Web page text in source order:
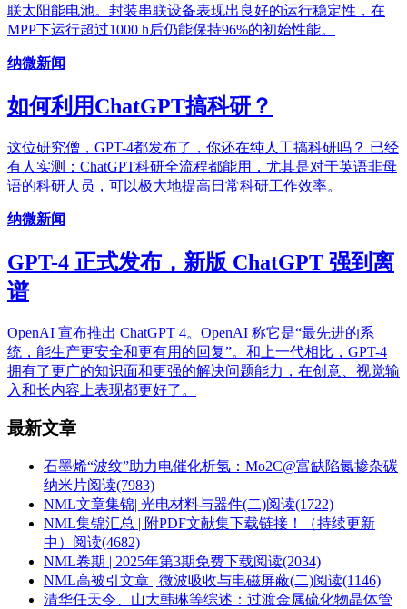
联太阳能电池。封装串联设备表现出良好的运行稳定性，在
MPP下运行超过1000 h后仍能保持96%的初始性能。
纳微新闻
如何利用ChatGPT搞科研？
这位研究僧，GPT-4都发布了，你还在纯人工搞科研吗？ 已经
有人实测：ChatGPT科研全流程都能用，尤其是对于英语非母
语的科研人员，可以极大地提高日常科研工作效率。
纳微新闻
GPT-4 正式发布，新版 ChatGPT 强到离
谱
OpenAI 宣布推出 ChatGPT 4。OpenAI 称它是“最先进的系
统，能生产更安全和更有用的回复”。和上一代相比，GPT-4
拥有了更广的知识面和更强的解决问题能力，在创意、视觉输
入和长内容上表现都更好了。
最新文章
石墨烯“波纹”助力电催化析氢：Mo2C@富缺陷氮掺杂碳
纳米片阅读(7983)
NML文章集锦| 光电材料与器件(二)阅读(1722)
NML集锦汇总 | 附PDF文献集下载链接！（持续更新
中） 阅读(4682)
NML卷期 | 2025年第3期免费下载阅读(2034)
NML高被引文章 | 微波吸收与电磁屏蔽(二)阅读(1146)
清华任天令、山大韩琳等综述：过渡金属硫化物晶体管